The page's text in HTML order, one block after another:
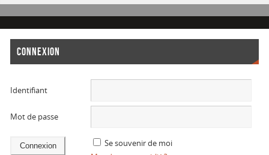
CONNEXION
Identifiant
Mot de passe
Se souvenir de moi